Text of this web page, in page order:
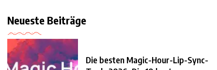
Neueste Beiträge
Die besten Magic-Hour-Lip-Sync-